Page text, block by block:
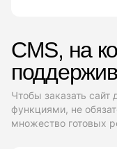
CMS, на
Чтобы заказать
функциями, не
множество готовых